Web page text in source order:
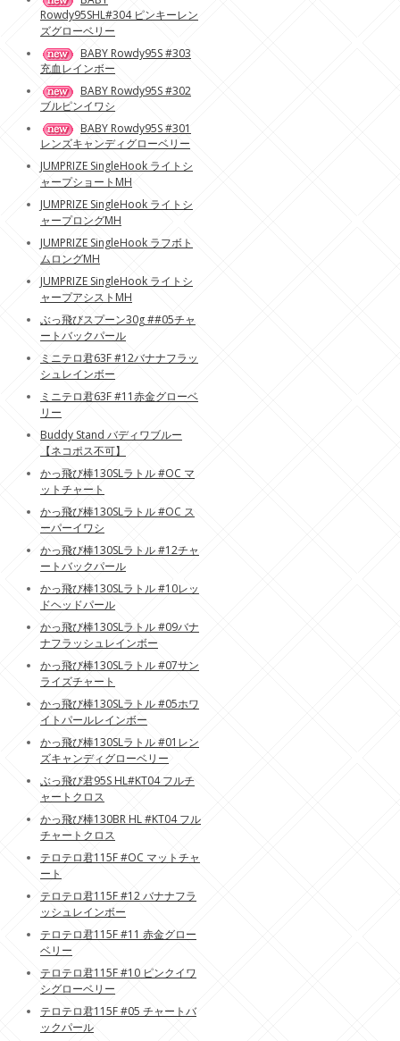
Rowdy95SHL#304 ピンキーレン
ズグローベリー
BABY Rowdy95S #303
充血レインボー
BABY Rowdy95S #302
ブルピンイワシ
BABY Rowdy95S #301
レンズキャンディグローベリー
JUMPRIZE SingleHook ライトシ
ャープショートMH
JUMPRIZE SingleHook ライトシ
ャープロングMH
JUMPRIZE SingleHook ラフボト
ムロングMH
JUMPRIZE SingleHook ライトシ
ャープアシストMH
ぶっ飛びスプーン30g ##05チャ
ートバックパール
ミニテロ君63F #12バナナフラッ
シュレインボー
ミニテロ君63F #11赤金グローベ
リー
Buddy Stand バディワブルー
【ネコポス不可】
かっ飛び棒130SLラトル #OC マ
ットチャート
かっ飛び棒130SLラトル #OC ス
ーパーイワシ
かっ飛び棒130SLラトル #12チャ
ートバックパール
かっ飛び棒130SLラトル #10レッ
ドヘッドパール
かっ飛び棒130SLラトル #09バナ
ナフラッシュレインボー
かっ飛び棒130SLラトル #07サン
ライズチャート
かっ飛び棒130SLラトル #05ホワ
イトパールレインボー
かっ飛び棒130SLラトル #01レン
ズキャンディグローベリー
ぶっ飛び君95S HL#KT04 フルチ
ャートクロス
かっ飛び棒130BR HL #KT04 フル
チャートクロス
テロテロ君115F #OC マットチャ
ート
テロテロ君115F #12 バナナフラ
ッシュレインボー
テロテロ君115F #11 赤金グロー
ベリー
テロテロ君115F #10 ピンクイワ
シグローベリー
テロテロ君115F #05 チャートバ
ックパール